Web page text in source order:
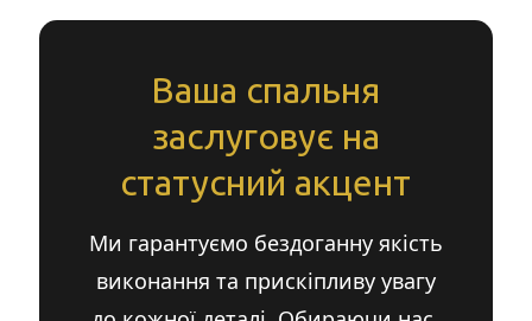
Ваша спальня
заслуговує на
статусний акцент
Ми гарантуємо бездоганну якість
виконання та прискіпливу увагу